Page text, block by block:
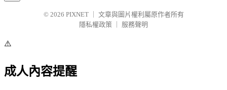
© 2026 PIXNET
文章與圖片權利屬原作者所有
隱私權政策
服務聲明
⚠️
成人內容提醒